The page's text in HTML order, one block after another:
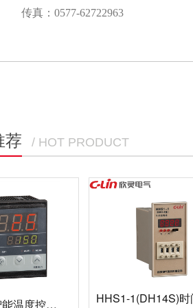
传真：0577-62722963
荐 / HOT PRODUCT
HB901系列智能温度控制仪